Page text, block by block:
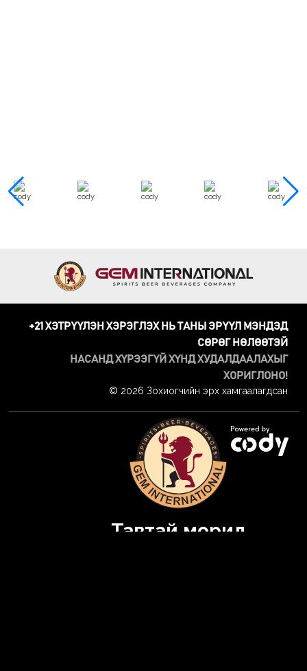
© 2026 Зохиогчийн эрх хамгаалагдсан
НАСАНД ХҮРЭЭГҮЙ ХҮНД ХУДАЛДААЛАХЫГ
ХОРИГЛОНО!
+21 ХЭТРҮҮЛЭН ХЭРЭГЛЭХ НЬ ТАНЫ ЭРҮҮЛ МЭНДЭД
СӨРӨГ НӨЛӨӨТЭЙ
Тавтай морил